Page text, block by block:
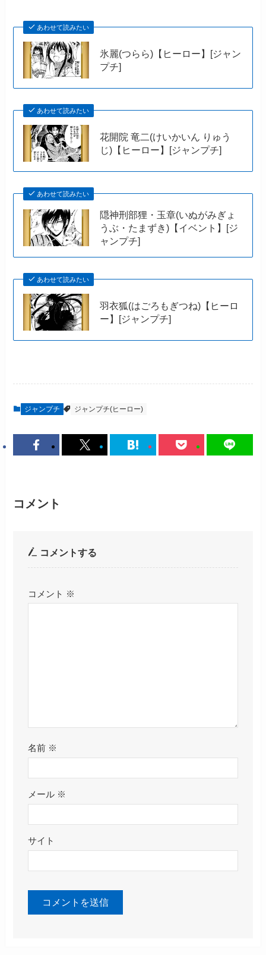
あわせて読みたい
氷麗(つらら)【ヒーロー】[ジャン
プチ]
あわせて読みたい
花開院 竜二(けいかいん りゅう
じ)【ヒーロー】[ジャンプチ]
あわせて読みたい
隠神刑部狸・玉章(いぬがみぎょ
うぶ・たまずき)【イベント】[ジ
ャンプチ]
あわせて読みたい
羽衣狐(はごろもぎつね)【ヒーロ
ー】[ジャンプチ]
ジャンプチ ジャンプチ(ヒーロー)
コメント
コメントする
コメント ※
名前 ※
メール ※
サイト